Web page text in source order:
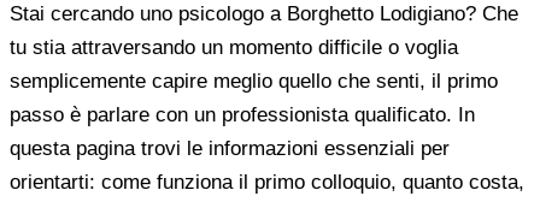
Stai cercando uno psicologo a Borghetto Lodigiano? Che
tu stia attraversando un momento difficile o voglia
semplicemente capire meglio quello che senti, il primo
passo è parlare con un professionista qualificato. In
questa pagina trovi le informazioni essenziali per
orientarti: come funziona il primo colloquio, quanto costa,